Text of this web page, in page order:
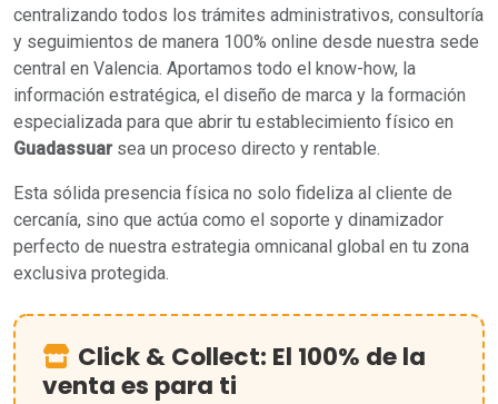
centralizando todos los trámites administrativos, consultoría
y seguimientos de manera 100% online desde nuestra sede
central en Valencia. Aportamos todo el know-how, la
información estratégica, el diseño de marca y la formación
especializada para que abrir tu establecimiento físico en
Guadassuarsea un proceso directo y rentable.
Esta sólida presencia física no solo fideliza al cliente de
cercanía, sino que actúa como el soporte y dinamizador
perfecto de nuestra estrategia omnicanal global en tu zona
exclusiva protegida.
Click & Collect: El 100% de la
venta es para ti